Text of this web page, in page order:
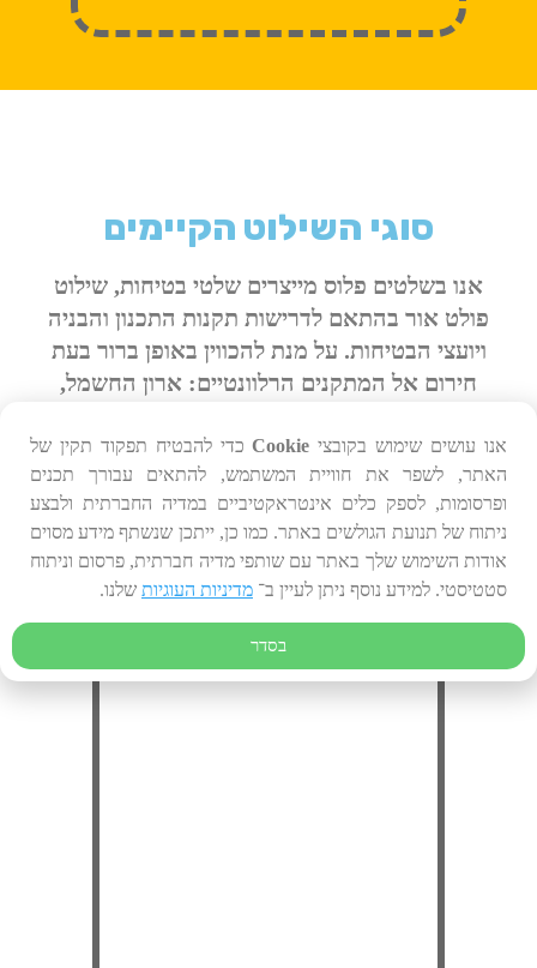
סוגי השילוט הקיימים
אנו בשלטים פלוס מייצרים שלטי בטיחות, שילוט
פולט אור בהתאם לדרישות תקנות התכנון והבניה
ויועצי הבטיחות. על מנת להכווין באופן ברור בעת
חירום אל המתקנים הרלוונטיים: ארון החשמל,
השליטה למערכות הכיבוי וכו'…
כמו כן ניתן להזמין דרכנו שילוט פולט אור למגוון
מטרות נוספות כגון:
שלטי קומות, חיצי הכוונה, תמרורי אזהרה ועוד.
אנו עושים שימוש בקובצי Cookieכדי להבטיח תפקוד תקין של
האתר, לשפר את חוויית המשתמש, להתאים עבורך תכנים
ופרסומות, לספק כלים אינטראקטיביים במדיה החברתית ולבצע
ניתוח של תנועת הגולשים באתר. כמו כן, ייתכן שנשתף מידע מסוים
אודות השימוש שלך באתר עם שותפי מדיה חברתית, פרסום וניתוח
סטטיסטי. למידע נוסף ניתן לעיין ב־ מדיניות העוגיות שלנו.
בסדר